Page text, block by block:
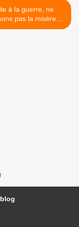
à la guerre, ne
pas la misère
au malheur